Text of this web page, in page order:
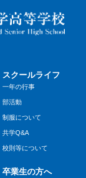
スクールライフ
一年の行事
部活動
制服について
共学Q&A
校則等について
卒業生の方へ